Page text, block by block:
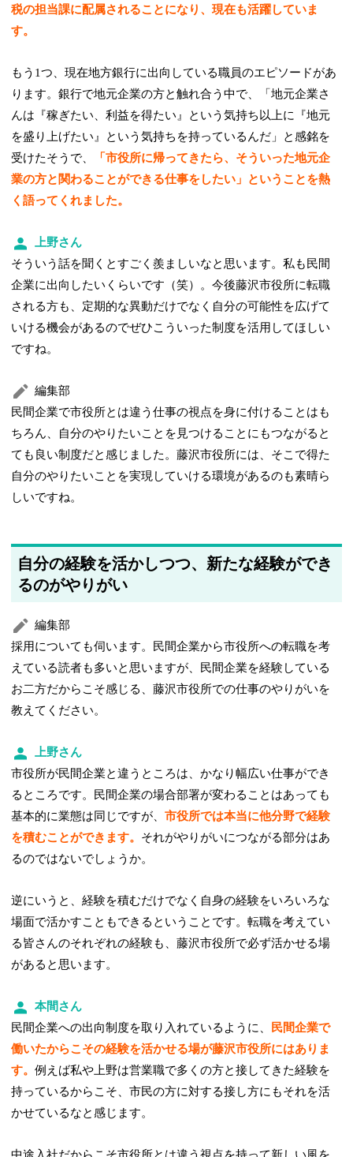
税の担当課に配属されることになり、現在も活躍していま
す。
もう1つ、現在地方銀行に出向している職員のエピソードがあ
ります。銀行で地元企業の方と触れ合う中で、「地元企業さ
んは『稼ぎたい、利益を得たい』という気持ち以上に『地元
を盛り上げたい』という気持ちを持っているんだ」と感銘を
受けたそうで、
「市役所に帰ってきたら、そういった地元企
業の方と関わることができる仕事をしたい」ということを熱
く語ってくれました。
上野さん
そういう話を聞くとすごく羨ましいなと思います。私も民間
企業に出向したいくらいです（笑）。今後藤沢市役所に転職
される方も、定期的な異動だけでなく自分の可能性を広げて
いける機会があるのでぜひこういった制度を活用してほしい
ですね。
編集部
民間企業で市役所とは違う仕事の視点を身に付けることはも
ちろん、自分のやりたいことを見つけることにもつながると
ても良い制度だと感じました。藤沢市役所には、そこで得た
自分のやりたいことを実現していける環境があるのも素晴ら
しいですね。
自分の経験を活かしつつ、新たな経験ができ
るのがやりがい
編集部
採用についても伺います。民間企業から市役所への転職を考
えている読者も多いと思いますが、民間企業を経験している
お二方だからこそ感じる、藤沢市役所での仕事のやりがいを
教えてください。
上野さん
市役所が民間企業と違うところは、かなり幅広い仕事ができ
るところです。民間企業の場合部署が変わることはあっても
基本的に業態は同じですが、市役所では本当に他分野で経験
を積むことができます。 それがやりがいにつながる部分はあ
るのではないでしょうか。
逆にいうと、経験を積むだけでなく自身の経験をいろいろな
場面で活かすこともできるということです。転職を考えてい
る皆さんのそれぞれの経験も、藤沢市役所で必ず活かせる場
があると思います。
本間さん
民間企業への出向制度を取り入れているように、
民間企業で
働いたからこその経験を活かせる場が藤沢市役所にはありま
す。例えば私や上野は営業職で多くの方と接してきた経験を
持っているからこそ、市民の方に対する接し方にもそれを活
かせているなと感じます。